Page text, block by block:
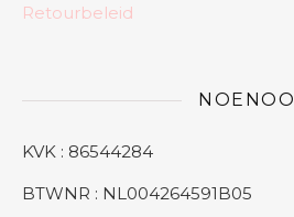
Retourbeleid
NOENOO
KVK : 86544284
BTWNR : NL004264591B05